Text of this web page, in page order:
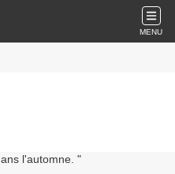
MENU